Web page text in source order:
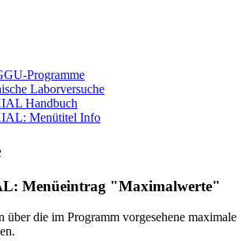
Programme
Laborversuche
Handbuch
Menütitel Info
Menüeintrag "Maximalwerte"
über die im Programm vorgesehene maximale